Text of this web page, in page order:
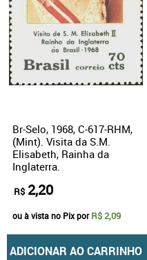
Br-Selo, 1968, C-617-RHM,
(Mint). Visita da S.M.
Elisabeth, Rainha da
Inglaterra.
R$ 2,20
ou à vista no Pix porR$ 2,09
ADICIONAR AO CARRINHO